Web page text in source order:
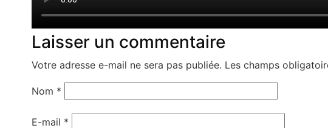
Laisser un commentaire
Votre adresse e-mail ne sera pas publiée. Les champs
Nom *
E-mail *